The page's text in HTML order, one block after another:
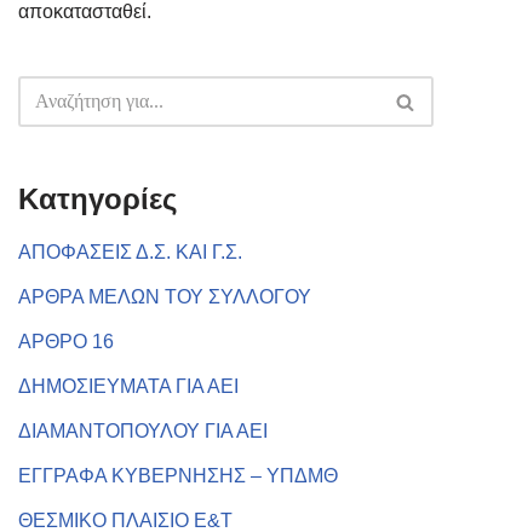
αποκατασταθεί.
Kατηγορίες
ΑΠΟΦΑΣΕΙΣ Δ.Σ. ΚΑΙ Γ.Σ.
ΑΡΘΡΑ ΜΕΛΩΝ ΤΟΥ ΣΥΛΛΟΓΟΥ
ΑΡΘΡΟ 16
ΔΗΜΟΣΙΕΥΜΑΤΑ ΓΙΑ ΑΕΙ
ΔΙΑΜΑΝΤΟΠΟΥΛΟΥ ΓΙΑ ΑΕΙ
ΕΓΓΡΑΦΑ ΚΥΒΕΡΝΗΣΗΣ – ΥΠΔΜΘ
ΘΕΣΜΙΚΟ ΠΛΑΙΣΙΟ Ε&Τ